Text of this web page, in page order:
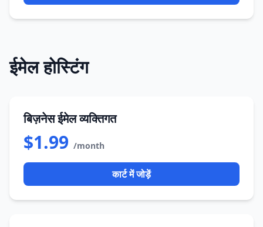
ईमेल होस्टिंग
बिज़नेस ईमेल व्यक्तिगत
$1.99 /month
कार्ट में जोड़ें